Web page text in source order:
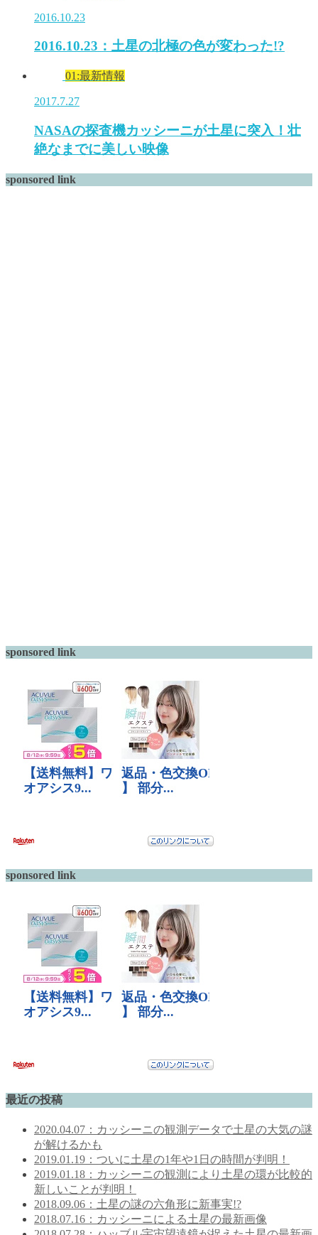
2016.10.23
2016.10.23：土星の北極の色が変わった!?
01:最新情報
2017.7.27
NASAの探査機カッシーニが土星に突入！壮
絶なまでに美しい映像
sponsored link
sponsored link
sponsored link
最近の投稿
2020.04.07：カッシーニの観測データで土星の大気の謎
が解けるかも
2019.01.19：ついに土星の1年や1日の時間が判明！
2019.01.18：カッシーニの観測により土星の環が比較的
新しいことが判明！
2018.09.06：土星の謎の六角形に新事実!?
2018.07.16：カッシーニによる土星の最新画像